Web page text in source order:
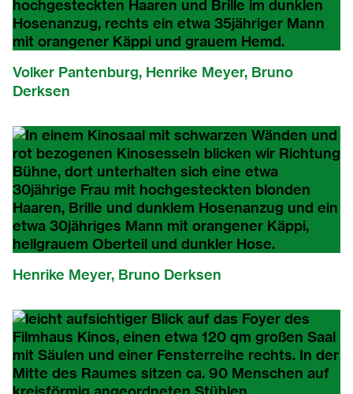
Volker Pantenburg, Henrike Meyer, Bruno
Derksen
Henrike Meyer, Bruno Derksen